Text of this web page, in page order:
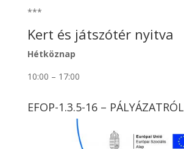
***
Kert és játszótér nyitva
Hétköznap
10:00 – 17:00
EFOP-1.3.5-16 – PÁLYÁZATRÓL